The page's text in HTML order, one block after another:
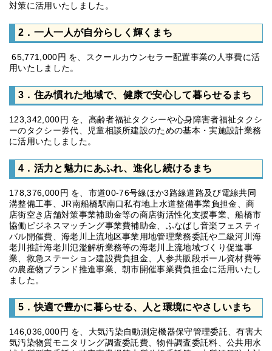
対策に活用いたしました。
2．一人一人が自分らしく輝くまち
65,771,000円 を、スクールカウンセラー配置事業の人事費に活
用いたしました。
3．住み慣れた地域で、健康で安心して暮らせるまち
123,342,000円 を、高齢者福祉タクシーや心身障害者福祉タクシ
ーのタクシー券代、児童相談所建設のための基本・実施設計業務
に活用いたしました。
4．活力と魅力にあふれ、進化し続けるまち
178,376,000円 を、市道00‐76号線ほか3路線道路及び電線共同
溝整備工事、JR南船橋駅南口私有地上水道整備事業負担金、商
店街空き店舗対策事業補助金等の商店街活性化支援事業、船橋市
協働ビジネスマッチング事業費補助金、ふなばし音楽フェスティ
バル開催費、海老川上流地区事業用地管理業務委託や二級河川海
老川推計海老川氾濫解析業務等の海老川上流地域づくり促進事
業、救急ステーション建設費負担金、人参共販段ボール資材費等
の農産物ブランド推進事業、朝市開催事業費負担金に活用いたし
ました。
5．快適で豊かに暮らせる、人と環境にやさしいまち
146,036,000円 を、大気汚染自動測定機器保守管理委託、有害大
気汚染物質モニタリング調査委託費、物件調査委託料、公共用水